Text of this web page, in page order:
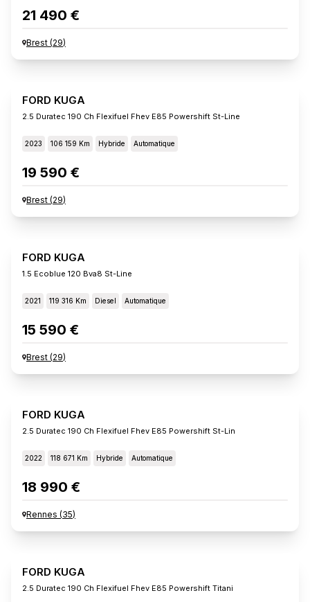
21 490 €
Brest (29)
FORD KUGA
2.5 Duratec 190 Ch Flexifuel Fhev E85 Powershift St-Line
2023 106 159 Km Hybride Automatique
19 590 €
Brest (29)
FORD KUGA
1.5 Ecoblue 120 Bva8 St-Line
2021 119 316 Km Diesel Automatique
15 590 €
Brest (29)
FORD KUGA
2.5 Duratec 190 Ch Flexifuel Fhev E85 Powershift St-Lin
2022 118 671 Km Hybride Automatique
18 990 €
Rennes (35)
FORD KUGA
2.5 Duratec 190 Ch Flexifuel Fhev E85 Powershift Titani